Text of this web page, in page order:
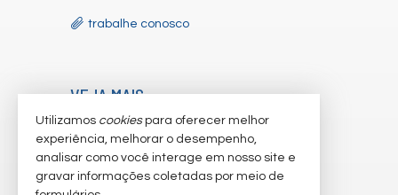
trabalhe conosco
VEJA MAIS
receba nosso newsletter
indicadores financeiros
Utilizamos cookiespara oferecer melhor
experiência, melhorar o desempenho,
analisar como você interage em nosso site e
gravar informações coletadas por meio de